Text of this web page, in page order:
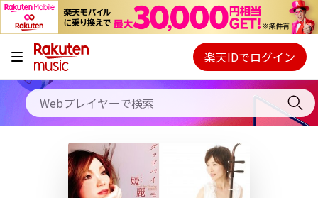
キャンペーン
料金プラン
使い方
初回30日間無料お試し
Webプレイヤー
ご契約内容の確認・変更
楽天IDでログイン